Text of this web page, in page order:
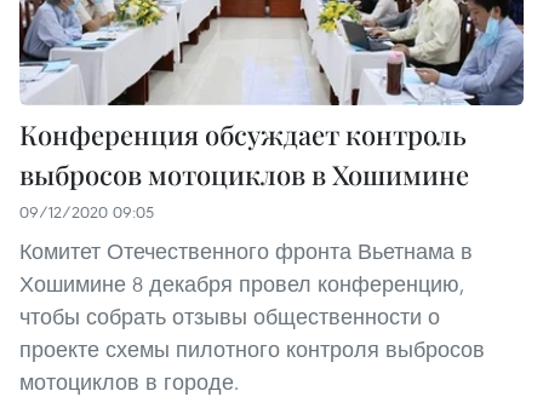
Конференция обсуждает контроль
выбросов мотоциклов в Хошимине
09/12/2020 09:05
Комитет Отечественного фронта Вьетнама в
Хошимине 8 декабря провел конференцию,
чтобы собрать отзывы общественности о
проекте схемы пилотного контроля выбросов
мотоциклов в городе.